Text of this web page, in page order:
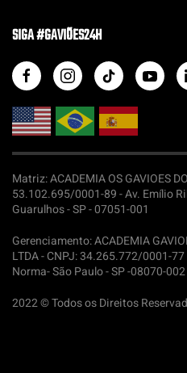
SIGA #GAVIÕES24H
Matriz: ACADEMIA OS GAVIOES
53.102.695/0001-89 - Av. Emílio
Guarulhos - SP - 07051-001
Gerenciamento: ACADEMIA
LTDA -CNPJ: 34.265.772/0001-77
Norma- São Paulo - SP -08070-002
2022 © Todos os Direitos